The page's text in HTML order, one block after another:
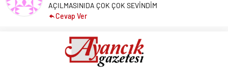
AÇILMASINIDA ÇOK ÇOK SEVİNDİM
Cevap Ver